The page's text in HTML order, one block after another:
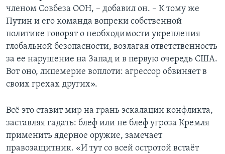
членом Совбеза ООН, – добавил он. – К тому же
Путин и его команда вопреки собственной
политике говорят о необходимости укрепления
глобальной безопасности, возлагая ответственность
за ее нарушение на Запад и в первую очередь США.
Вот оно, лицемерие воплоти: агрессор обвиняет в
своих грехах других».
Всё это ставит мир на грань эскалации конфликта,
заставляя гадать: блеф или не блеф угроза Кремля
применить ядерное оружие, замечает
правозащитник. «И тут со всей остротой встаёт